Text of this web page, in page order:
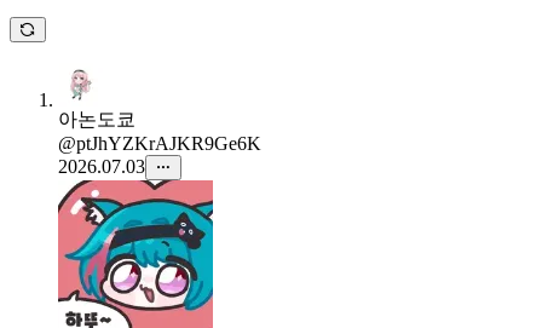
아논도쿄
@ptJhYZKrAJKR9Ge6K
2026.07.03